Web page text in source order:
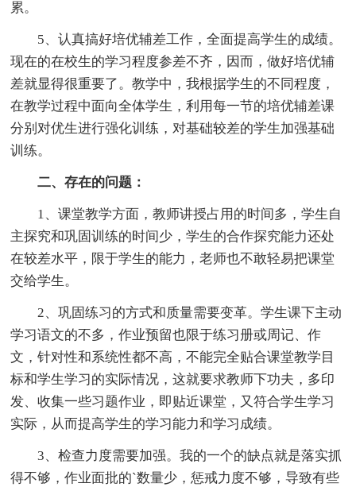
累。
5、认真搞好培优辅差工作，全面提高学生的成绩。
现在的在校生的学习程度参差不齐，因而，做好培优辅
差就显得很重要了。教学中，我根据学生的不同程度，
在教学过程中面向全体学生，利用每一节的培优辅差课
分别对优生进行强化训练，对基础较差的学生加强基础
训练。
二、存在的问题：
1、课堂教学方面，教师讲授占用的时间多，学生自
主探究和巩固训练的时间少，学生的合作探究能力还处
在较差水平，限于学生的能力，老师也不敢轻易把课堂
交给学生。
2、巩固练习的方式和质量需要变革。学生课下主动
学习语文的不多，作业预留也限于练习册或周记、作
文，针对性和系统性都不高，不能完全贴合课堂教学目
标和学生学习的实际情况，这就要求教师下功夫，多印
发、收集一些习题作业，即贴近课堂，又符合学生学习
实际，从而提高学生的学习能力和学习成绩。
3、检查力度需要加强。我的一个的缺点就是落实抓
得不够，作业面批的`数量少，惩戒力度不够，导致有些